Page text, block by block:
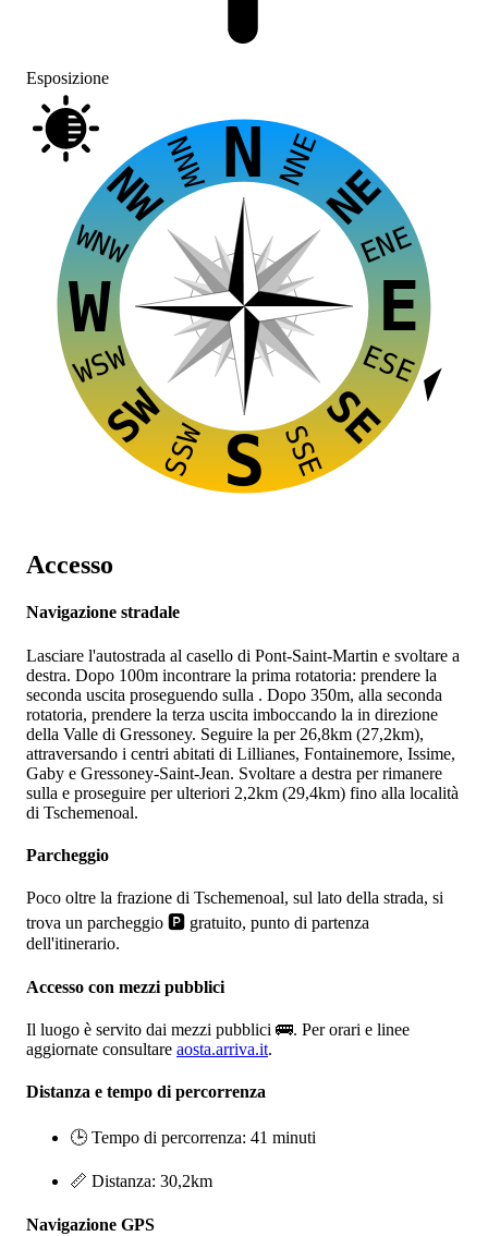
Esposizione
E
W
S
N
NW NE
SE
SW
NNE
ENE
ESE
SSE
SSW
WSW
WNW
NNW
Accesso
Navigazione stradale
Lasciare l'autostrada al casello di Pont-Saint-Martin e svoltare a
destra. Dopo 100m incontrare la prima rotatoria: prendere la
seconda uscita proseguendo sulla . Dopo 350m, alla seconda
rotatoria, prendere la terza uscita imboccando la in direzione
della Valle di Gressoney. Seguire la per 26,8km (27,2km),
attraversando i centri abitati di Lillianes, Fontainemore, Issime,
Gaby e Gressoney-Saint-Jean. Svoltare a destra per rimanere
sulla e proseguire per ulteriori 2,2km (29,4km) fino alla località
di Tschemenoal.
Parcheggio
Poco oltre la frazione di Tschemenoal, sul lato della strada, si
trova un parcheggio 🅿️ gratuito, punto di partenza
dell'itinerario.
Accesso con mezzi pubblici
Il luogo è servito dai mezzi pubblici 🚌. Per orari e linee
aggiornate consultare aosta.arriva.it.
Distanza e tempo di percorrenza
🕒 Tempo di percorrenza: 41 minuti
📏 Distanza: 30,2km
Navigazione GPS